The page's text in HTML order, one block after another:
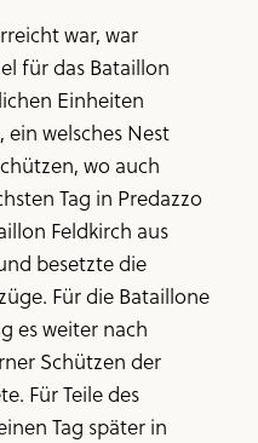
war, war
für das Bataillon
Einheiten
ein welsches Nest
wo auch
Tag in Predazzo
Feldkirch aus
besetzte die
Für die Bataillone
es weiter nach
Schützen der
Für Teile des
Tag später in